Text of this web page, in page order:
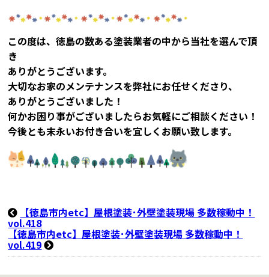
この度は、徳島の数ある塗装業者の中から当社を選んで頂
き
ありがとうございます。
大切なお家のメンテナンスを弊社にお任せくださり、
ありがとうございました！
何かお困り事がございましたらお気軽にご相談ください！
今後とも末永いお付き合いを宜しくお願い致します。
【徳島市内etc】屋根塗装･外壁塗装現場 多数稼動中！
vol.418
【徳島市内etc】屋根塗装･外壁塗装現場 多数稼動中！
vol.419